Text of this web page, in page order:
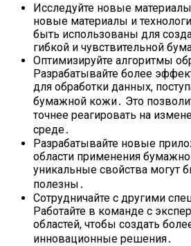
Исследуйте новые
новые материалы и
быть использованы для
гибкой и чувствительной
Оптимизируйте алгоритмы
Разрабатывайте более
для обработки данных,
бумажной кожи․ Это
точнее реагировать на
среде․
Разрабатывайте новые
области применения
уникальные свойства могут
полезны․
Сотрудничайте с другими
Работайте в команде с
областей, чтобы создать
инновационные решения․